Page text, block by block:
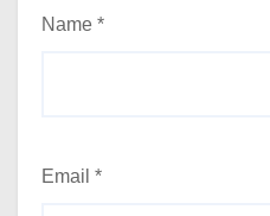
Name *
Email *